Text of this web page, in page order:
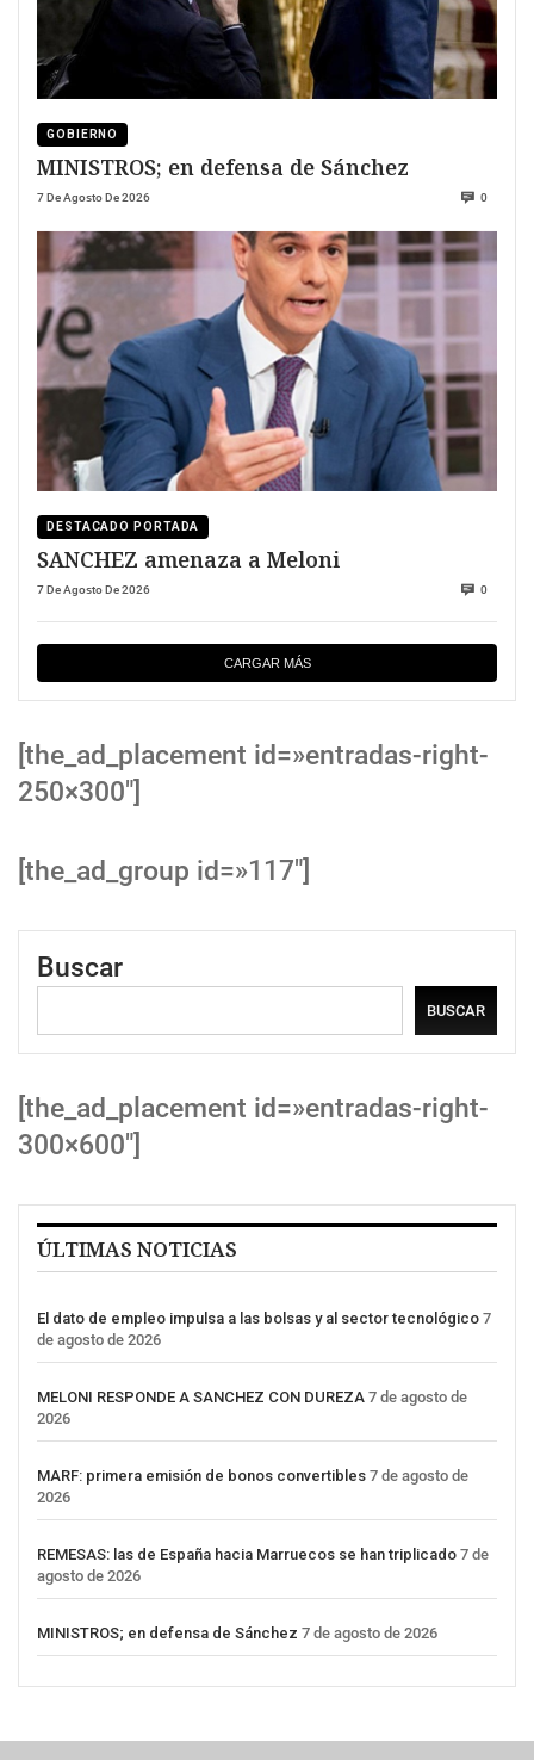
GOBIERNO
MINISTROS; en defensa de Sánchez
7 De Agosto De 2026 0
DESTACADO PORTADA
SANCHEZ amenaza a Meloni
7 De Agosto De 2026 0
CARGAR MÁS
[the_ad_placement id=»entradas-right-
250×300″]
[the_ad_group id=»117″]
Buscar
BUSCAR
[the_ad_placement id=»entradas-right-
300×600″]
ÚLTIMAS NOTICIAS
El dato de empleo impulsa a las bolsas y al sector tecnológico 7
de agosto de 2026
MELONI RESPONDE A SANCHEZ CON DUREZA 7 de agosto de
2026
MARF: primera emisión de bonos convertibles 7 de agosto de
2026
REMESAS: las de España hacia Marruecos se han triplicado 7 de
agosto de 2026
MINISTROS; en defensa de Sánchez 7 de agosto de 2026